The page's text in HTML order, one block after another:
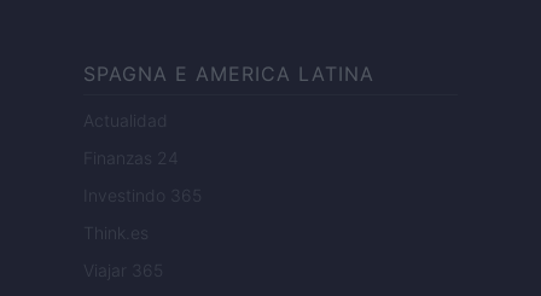
SPAGNA E AMERICA LATINA
Actualidad
Finanzas 24
Investindo 365
Think.es
Viajar 365